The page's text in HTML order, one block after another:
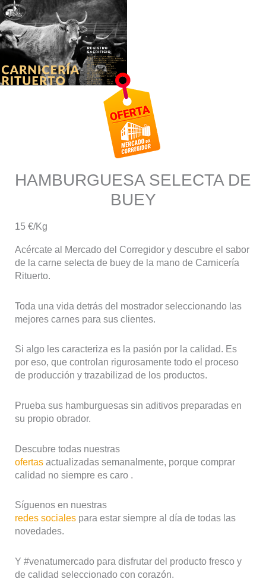
HAMBURGUESA SELECTA DE
BUEY
15 €/Kg
Acércate al Mercado del Corregidor y descubre el sabor
de la carne selecta de buey de la mano de Carnicería
Rituerto.
Toda una vida detrás del mostrador seleccionando las
mejores carnes para sus clientes.
Si algo les caracteriza es la pasión por la calidad. Es
por eso, que controlan rigurosamente todo el proceso
de producción y trazabilizad de los productos.
Prueba sus hamburguesas sin aditivos preparadas en
su propio obrador.
Descubre todas nuestras
ofertas actualizadas semanalmente, porque comprar
calidad no siempre es caro .
Síguenos en nuestras
redes sociales para estar siempre al día de todas las
novedades.
Y #venatumercado para disfrutar del producto fresco y
de calidad seleccionado con corazón.